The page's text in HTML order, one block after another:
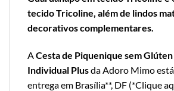
tecido Tricoline, além de lindos
decorativos complementares.
ACesta de Piquenique sem Glúten
Individual Plusda Adoro Mimo
entrega em Brasília**, DF (*Clique